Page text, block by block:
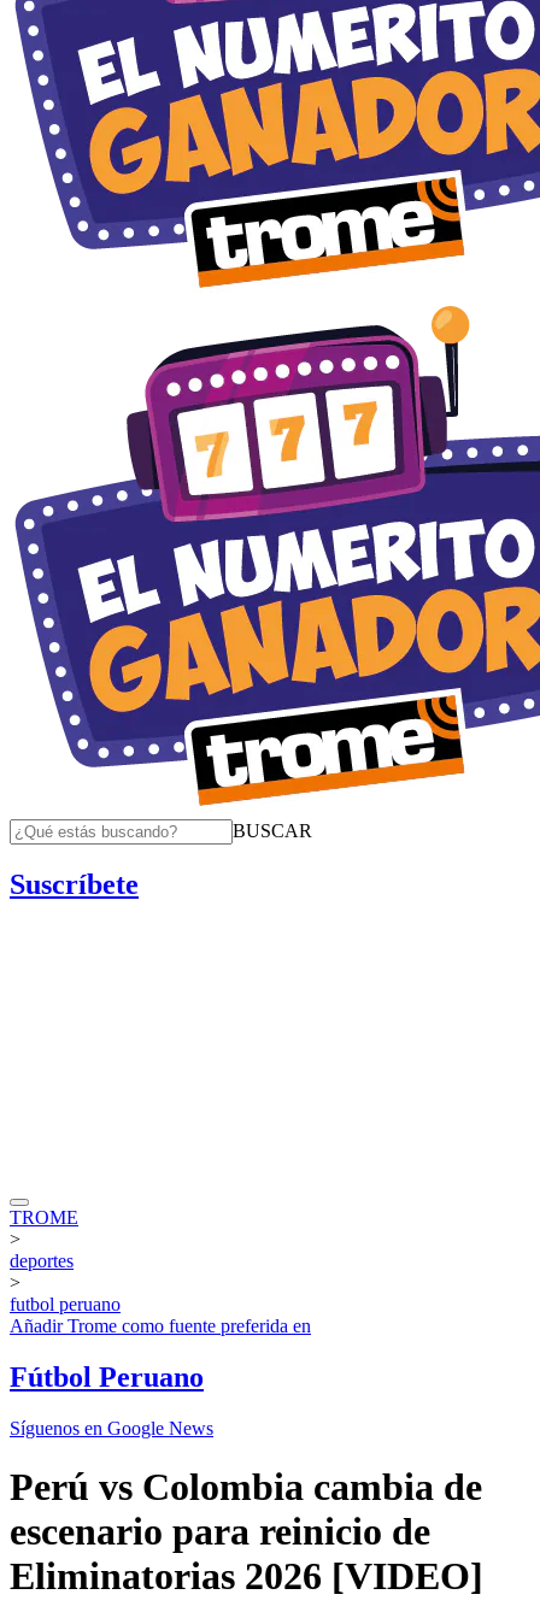
BUSCAR
Suscríbete
TROME
>
deportes
>
futbol peruano
AñadirTrome como fuente preferida en
Fútbol Peruano
Síguenos en Google News
Perú vs Colombia cambia de
escenario para reinicio de
Eliminatorias 2026 [VIDEO]